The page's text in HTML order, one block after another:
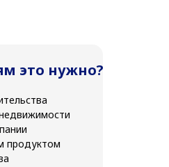
продуктом
это нужно?